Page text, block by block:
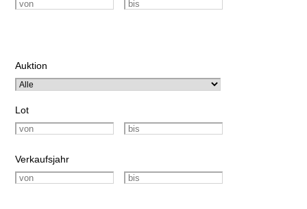
Auktion
Lot
Verkaufsjahr